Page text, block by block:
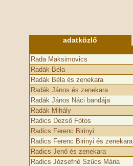
adatközlő
Rada Maksimovics
Radák Béla
Radák Béla és zenekara
Radák János és zenekara
Radák János Náci bandája
Radák Mihály
Radics Dezső Fótos
Radics Ferenc Birinyi
Radics Ferenc Birinyi és zenekara
Radics Jenő és zenekara
Radics Józsefné Szűcs Mária